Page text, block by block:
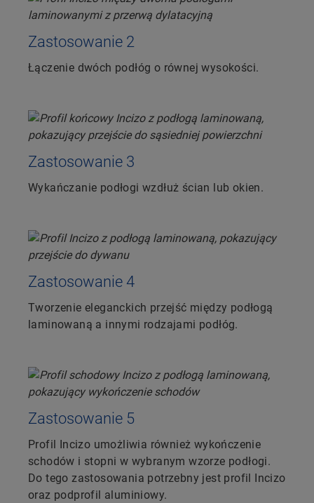
Zastosowanie 2
Łączenie dwóch podłóg o równej wysokości.
Zastosowanie 3
Wykańczanie podłogi wzdłuż ścian lub okien.
Zastosowanie 4
Tworzenie eleganckich przejść między podłogą
laminowaną a innymi rodzajami podłóg.
Zastosowanie 5
Profil Incizo umożliwia również wykończenie
schodów i stopni w wybranym wzorze podłogi.
Do tego zastosowania potrzebny jest profil Incizo
oraz podprofil aluminiowy.